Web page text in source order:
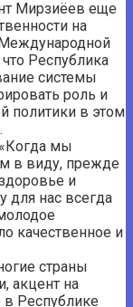
Мирзиёев еще
на
Республика
системы
роль и
политики в этом
«Когда мы
в виду, прежде
и
для нас всегда
качественное и
страны
акцент на
в Республике